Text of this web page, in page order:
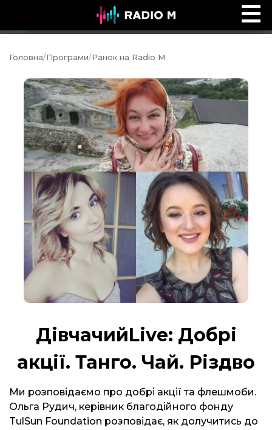
Ефір Radio M
Головна/Програми/Ранок на Radio M
ДівчачийLive: Добрі
акції. Танго. Чай. Різдво
Ми розповідаємо про добрі акції та флешмоби.
Ольга Рудич, керівник благодійного фонду
TulSun Foundation розповідає, як долучитись до